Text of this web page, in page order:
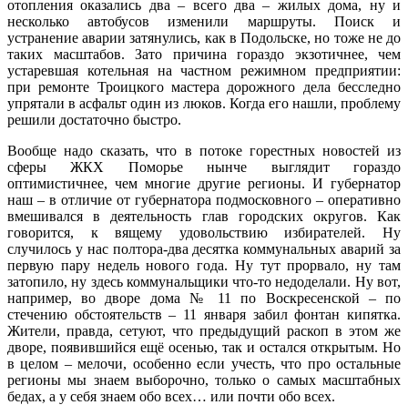
отопления оказались два – всего два – жилых дома, ну и
несколько автобусов изменили маршруты. Поиск и
устранение аварии затянулись, как в Подольске, но тоже не до
таких масштабов. Зато причина гораздо экзотичнее, чем
устаревшая котельная на частном режимном предприятии:
при ремонте Троицкого мастера дорожного дела бесследно
упрятали в асфальт один из люков. Когда его нашли, проблему
решили достаточно быстро.
Вообще надо сказать, что в потоке горестных новостей из
сферы ЖКХ Поморье нынче выглядит гораздо
оптимистичнее, чем многие другие регионы. И губернатор
наш – в отличие от губернатора подмосковного – оперативно
вмешивался в деятельность глав городских округов. Как
говорится, к вящему удовольствию избирателей. Ну
случилось у нас полтора-два десятка коммунальных аварий за
первую пару недель нового года. Ну тут прорвало, ну там
затопило, ну здесь коммунальщики что‑то недоделали. Ну вот,
например, во дворе дома № 11 по Воскресенской – по
стечению обстоятельств – 11 января забил фонтан кипятка.
Жители, правда, сетуют, что предыдущий раскоп в этом же
дворе, появившийся ещё осенью, так и остался открытым. Но
в целом – мелочи, особенно если учесть, что про остальные
регионы мы знаем выборочно, только о самых масштабных
бедах, а у себя знаем обо всех… или почти обо всех.